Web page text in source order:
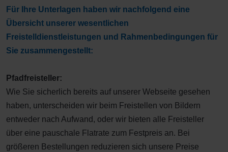
Für Ihre Unterlagen haben wir nachfolgend eine
Übersicht unserer wesentlichen
Freistelldienstleistungen und Rahmenbedingungen für
Sie zusammengestellt:
Pfadfreisteller:
Wie Sie sicherlich bereits auf unserer Webseite gesehen
haben, unterscheiden wir beim Freistellen von Bildern
entweder nach Aufwand, oder wir bieten alle Freisteller
über eine pauschale Flatrate zum Festpreis an. Bei
größeren Bestellungen reduzieren sich unsere Preise